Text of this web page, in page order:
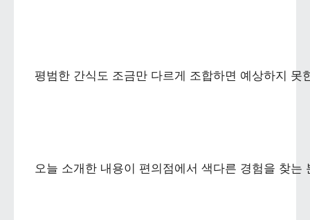
평범한 간식도 조금만 다르게 조합하면 예상하지 못
오늘 소개한 내용이 편의점에서 색다른 경험을 찾